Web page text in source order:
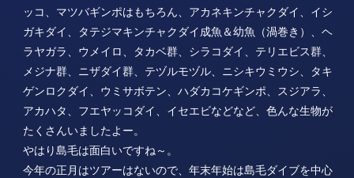
ッコ、マツバギンポはもちろん、アカネキンチャクダイ、イシ
ガキダイ、タテジマキンチャクダイ成魚＆幼魚（渦巻き）、ヘ
ラヤガラ、ウメイロ、タカベ群、シラコダイ、テリエビス群、
メジナ群、ニザダイ群、テヅルモヅル、ニシキウミウシ、タキ
ゲンロクダイ、ウミサボテン、ハダカコケギンポ、スジアラ、
アカハタ、フエヤッコダイ、イセエビなどなど、色んな生物が
たくさんいましたよー。
やはり島毛は面白いですね～。
今年の正月はツアーはないので、年末年始は島毛ダイブを中心